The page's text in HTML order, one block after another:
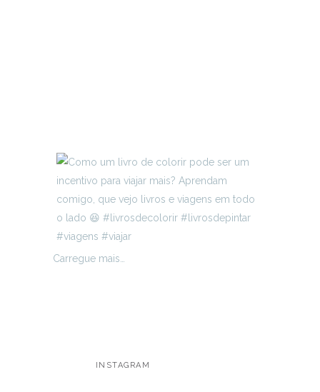
Carregue mais…
INSTAGRAM